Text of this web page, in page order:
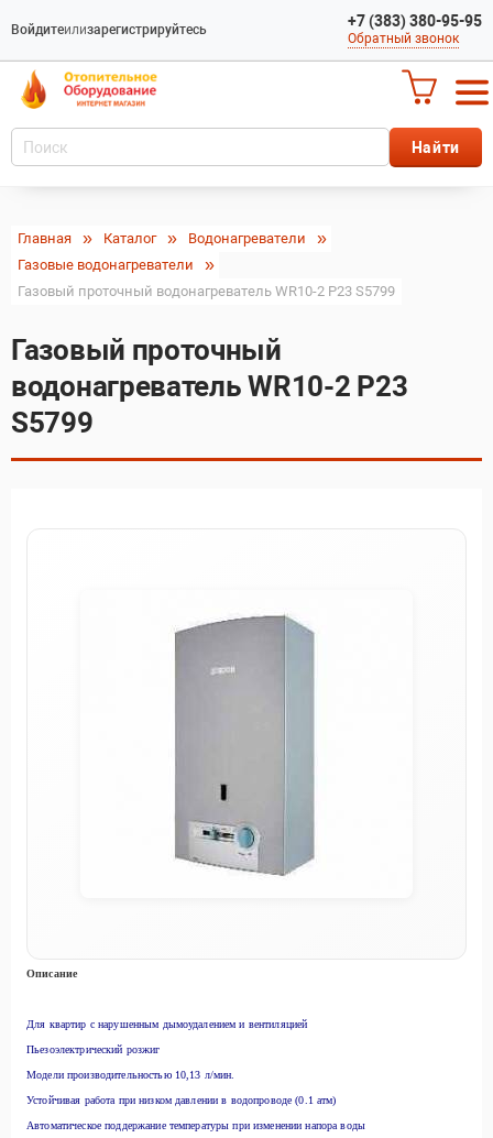
Войдитеилизарегистрируйтесь +7 (383) 380-95-95
Обратный звонок
Главная Каталог
Водонагреватели
Газовые водонагреватели
Газовый проточный водонагреватель WR10-2 P23 S5799
Газовый проточный
водонагреватель WR10-2 P23
S5799
Описание
Для квартир с нарушенным дымоудалением и вентиляцией
Пьезоэлектрический розжиг
Модели производительностью 10,13 л/мин.
Устойчивая работа при низком давлении в водопроводе (0.1 атм)
Автоматическое поддержание температуры при изменении напора воды